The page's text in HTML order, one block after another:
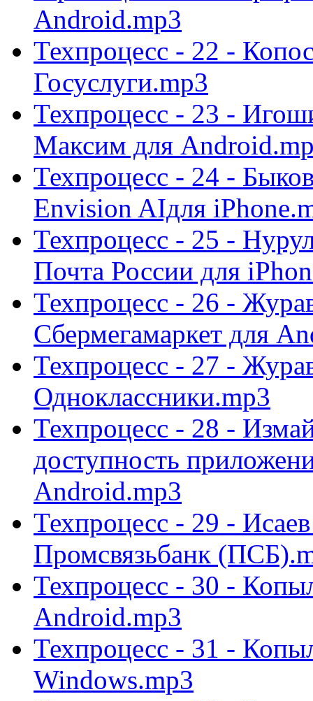
Android.mp3
Техпроцесс - 22 -
Госуслуги.mp3
Техпроцесс - 23 -
Максим для
Техпроцесс - 24 -
Envision AIдля
Техпроцесс - 25 -
Почта России для
Техпроцесс - 26 -
Сбермегамаркет для
Техпроцесс - 27 -
Одноклассники.mp3
Техпроцесс - 28 -
доступность
Android.mp3
Техпроцесс - 29 -
Промсвязьбанк
Техпроцесс - 30 -
Android.mp3
Техпроцесс - 31 -
Windows.mp3